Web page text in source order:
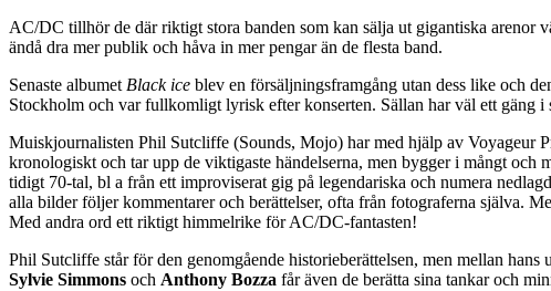
AC/DC tillhör de där riktigt stora banden som kan sälja ut gigantiska arenor
ändå dra mer publik och håva in mer pengar än de flesta band.
Senaste albumet Black ice blev en försäljningsframgång utan dess like och
Stockholm och var fullkomligt lyrisk efter konserten. Sällan har väl ett gäng
Muiskjournalisten Phil Sutcliffe (Sounds, Mojo) har med hjälp av Voyageur
kronologiskt och tar upp de viktigaste händelserna, men bygger i mångt
tidigt 70-tal, bl a från ett improviserat gig på legendariska och numera
alla bilder följer kommentarer och berättelser, ofta från fotograferna själva.
Med andra ord ett riktigt himmelrike för AC/DC-fantasten!
Phil Sutcliffe står för den genomgående historieberättelsen, men mellan
Sylvie Simmons och Anthony Bozza får även de berätta sina tankar och